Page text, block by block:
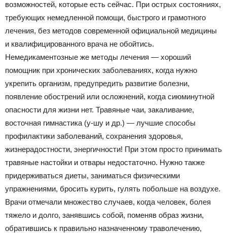
возможностей, которые есть сейчас. При острых состояниях,
требующих немедленной помощи, быстрого и грамотного
лечения, без методов современной официальной медицины
и квалифицированного врача не обойтись.
Немедикаментозные же методы лечения — хороший
помощник при хронических заболеваниях, когда нужно
укрепить организм, предупредить развитие болезни,
появление обострений или осложнений, когда сиюминутной
опасности для жизни нет. Травяные чаи, закаливание,
восточная гимнастика (у-шу и др.) — лучшие способы
профилактики заболеваний, сохранения здоровья,
жизнерадостности, энергичности! При этом просто принимать
травяные настойки и отвары недостаточно. Нужно также
придерживаться диеты, заниматься физическими
упражнениями, бросить курить, гулять побольше на воздухе.
Врачи отмечали множество случаев, когда человек, болея
тяжело и долго, занявшись собой, поменяв образ жизни,
обратившись к правильно назначенному траволечению,